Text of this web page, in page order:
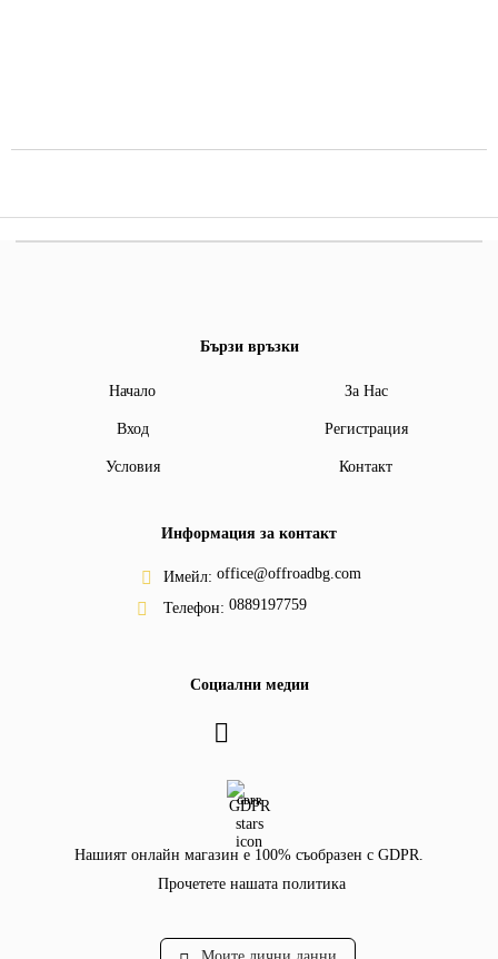
Бързи връзки
Начало За Нас
Вход Регистрация
Условия Контакт
Информация за контакт
Имейл: office@offroadbg.com
Телефон: 0889197759
Социални медии
GDPR
Нашият онлайн магазин е 100% съобразен с GDPR.
Прочетете нашата политика